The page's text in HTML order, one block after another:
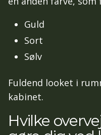
Guld
Sort
Sølv
Fuldend looket i
kabinet.
Hvilke